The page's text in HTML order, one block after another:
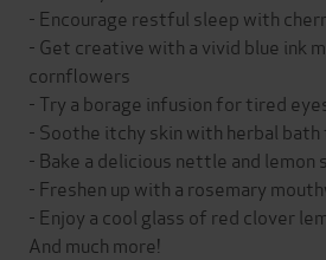
- Encourage restful sleep with
- Get creative with a vivid blue ink
cornflowers
- Try a borage infusion for tired
- Soothe itchy skin with herbal bath
- Bake a delicious nettle and lemon
- Freshen up with a rosemary
- Enjoy a cool glass of red clover
And much more!